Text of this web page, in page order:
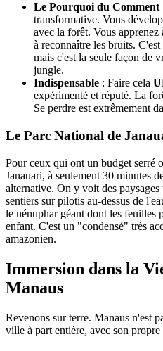
Le Pourquoi du Comment
transformative. Vous
avec la forêt. Vous
à reconnaître les bruits.
mais c'est la seule façon de
jungle.
Indispensable : Faire cela
expérimenté et réputé. La
Se perdre est extrêmement
Le Parc National de
Pour ceux qui ont un budget serré
Janauari, à seulement 30 minutes
alternative. On y voit des
sentiers sur pilotis au-dessus de
le nénuphar géant dont les feuilles
enfant. C'est un "condensé" très
amazonien.
Immersion dans la
Manaus
Revenons sur terre. Manaus n'est
ville à part entière, avec son propre